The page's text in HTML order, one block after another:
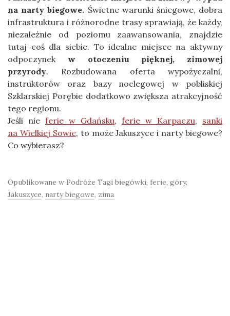
na narty biegowe. Świetne warunki śniegowe, dobra
infrastruktura i różnorodne trasy sprawiają, że każdy,
niezależnie od poziomu zaawansowania, znajdzie
tutaj coś dla siebie. To idealne miejsce na aktywny
odpoczynek w otoczeniu pięknej, zimowej
przyrody. Rozbudowana oferta wypożyczalni,
instruktorów oraz bazy noclegowej w pobliskiej
Szklarskiej Porębie dodatkowo zwiększa atrakcyjność
tego regionu.
Jeśli nie ferie w Gdańsku, ferie w Karpaczu, sanki
na Wielkiej Sowie, to może Jakuszyce i narty biegowe?
Co wybierasz?
Opublikowane w Podróże Tagi biegówki, ferie, góry,
Jakuszyce, narty biegowe, zima